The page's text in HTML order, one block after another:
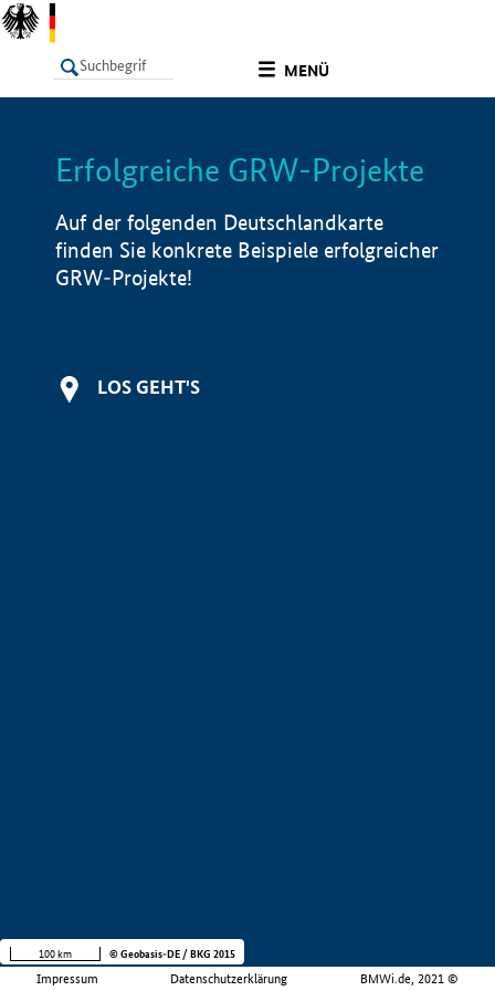
MENÜ
LISTE Info
Erfolgreiche GRW-Projekte
Auf der folgenden Deutschlandkarte
finden Sie konkrete Beispiele erfolgreicher
GRW-Projekte!
LOS GEHT'S
Impressum Datenschutzerklärung BMWi.de, 2021 ©
100 km © Geobasis-DE / BKG 2015